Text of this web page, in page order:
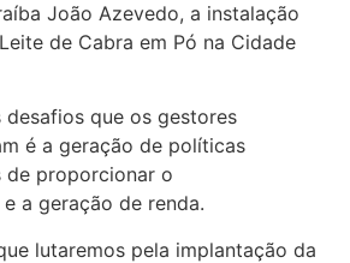
João Azevedo, a instalação
de Cabra em Pó na Cidade
desafios que os gestores
é a geração de políticas
de proporcionar o
a geração de renda.
lutaremos pela implantação da